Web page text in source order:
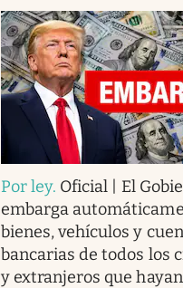
Por ley. Oficial | El
embarga
bienes, vehículos y
bancarias de todos los
y extranjeros que